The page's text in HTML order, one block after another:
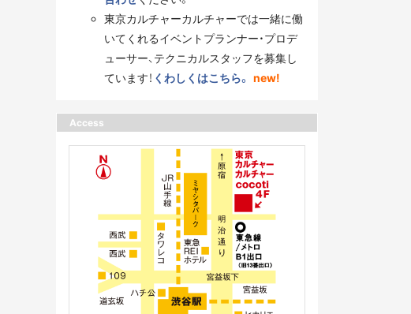
東京カルチャーカルチャーでは一緒に働
いてくれるイベントプランナー・プロデ
ューサー、テクニカルスタッフを募集し
ています！ くわしくはこちら。 new!
Access